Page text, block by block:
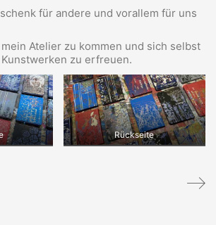
für andere und vorallem für uns
Atelier zu kommen und sich selbst
zu erfreuen.
Rückseite